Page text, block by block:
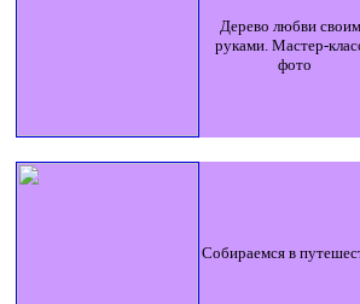
Дерево любви
руками. Мастер-
фото
Собираемся в